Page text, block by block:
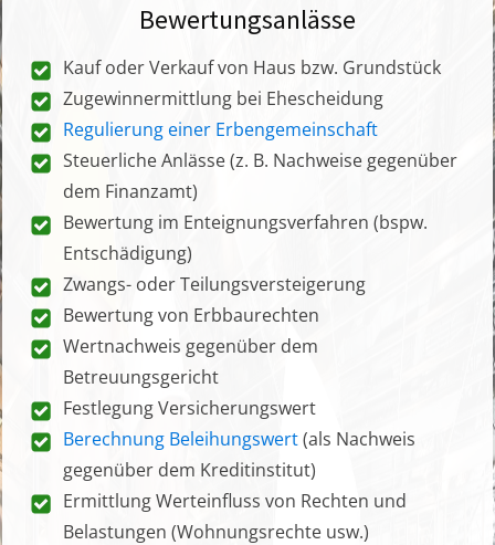
Bewertungsanlässe
Kauf oder Verkauf von Haus bzw. Grundstück
Zugewinnermittlung bei Ehescheidung
Regulierung einer Erbengemeinschaft
Steuerliche Anlässe (z. B. Nachweise gegenüber
dem Finanzamt)
Bewertung im Enteignungsverfahren (bspw.
Entschädigung)
Zwangs- oder Teilungsversteigerung
Bewertung von Erbbaurechten
Wertnachweis gegenüber dem
Betreuungsgericht
Festlegung Versicherungswert
Berechnung Beleihungswert(als Nachweis
gegenüber dem Kreditinstitut)
Ermittlung Werteinfluss von Rechten und
Belastungen (Wohnungsrechte usw.)